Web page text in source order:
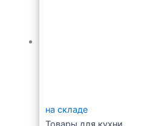
на складе